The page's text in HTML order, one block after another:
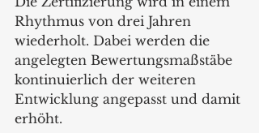
Rhythmus von drei Jahren
wiederholt. Dabei werden die
angelegten Bewertungsmaßstäbe
kontinuierlich der weiteren
Entwicklung angepasst und damit
erhöht.